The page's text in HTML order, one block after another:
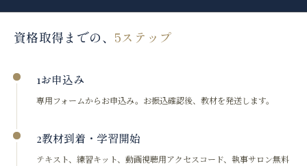
資格取得までの、 5ステップ
1お申込み
専用フォームからお申込み。お振込確認後、教材を発送します。
2教材到着・学習開始
テキスト、練習キット、動画視聴用アクセスコード、執事サロン無料